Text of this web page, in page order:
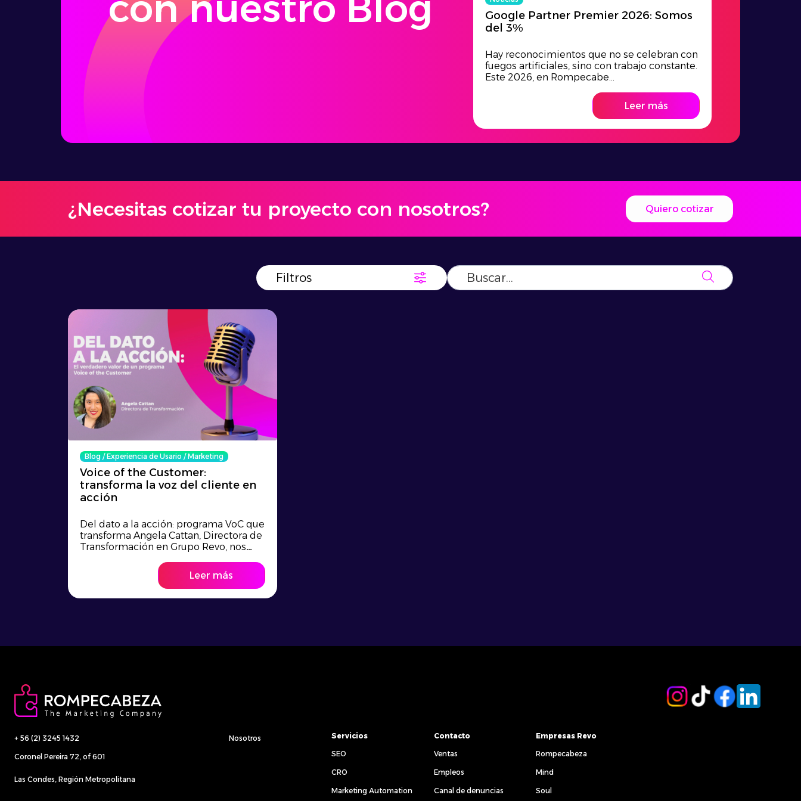
Google Partner Premier 2026: Somos
del 3%
Hay reconocimientos que no se celebran con
fuegos artificiales, sino con trabajo constante.
Este 2026, en Rompecabe...
Leer más
¿Necesitas cotizar tu proyecto con nosotros? Quiero cotizar
Filtros
Blog/Experiencia de Usario/Marketing
Voice of the Customer:
transforma la voz del cliente en
acción
Del dato a la acción: programa VoC que
transforma Angela Cattan, Directora de
Transformación en Grupo Revo, nos
Leer más
Nosotros
Servicios
SEO
CRO
Marketing Automation
Contacto
Ventas
Empleos
Canal de denuncias
Empresas Revo
Rompecabeza
Mind
Soul
+ 56 (2) 3245 1432
Coronel Pereira 72, of 601
Las Condes, Región Metropolitana